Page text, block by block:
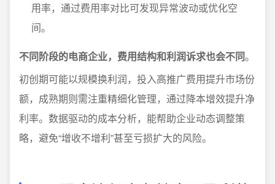
用率，通过费用率对比可发现异常波动或优化空
间。
不同阶段的电商企业，费用结构和利润诉求也会不同。
初创期可能以规模换利润，投入高推广费用提升市场份
额，成熟期则需注重精细化管理，通过降本增效提升净
利率。数据驱动的成本分析，能帮助企业动态调整策
略，避免“增收不增利”甚至亏损扩大的风险。